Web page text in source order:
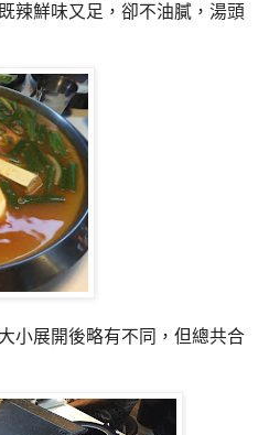
辣鮮味又足，卻不油膩，湯頭
小展開後略有不同，但總共合